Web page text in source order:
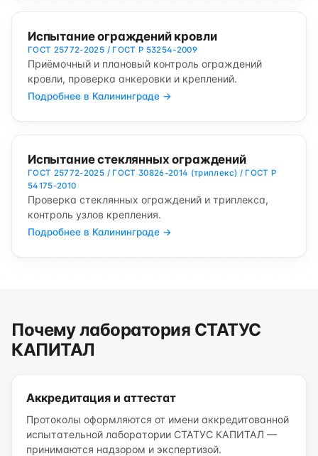
Испытание ограждений кровли
ГОСТ 25772-2025 / ГОСТ Р 53254-2009
Приёмочный и плановый контроль ограждений
кровли, проверка анкеровки и креплений.
Подробнее в Калининграде →
Испытание стеклянных ограждений
ГОСТ 25772-2025 / ГОСТ 30826-2014 (триплекс) / ГОСТ Р
54175-2010
Проверка стеклянных ограждений и триплекса,
контроль узлов крепления.
Подробнее в Калининграде →
Почему лаборатория СТАТУС
КАПИТАЛ
Аккредитация и аттестат
Протоколы оформляются от имени аккредитованной
испытательной лаборатории СТАТУС КАПИТАЛ —
принимаются надзором и экспертизой.